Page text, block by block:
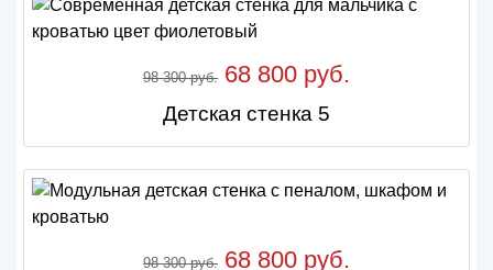
98 300 руб. 68 800 руб.
Детская стенка 5
98 300 руб. 68 800 руб.